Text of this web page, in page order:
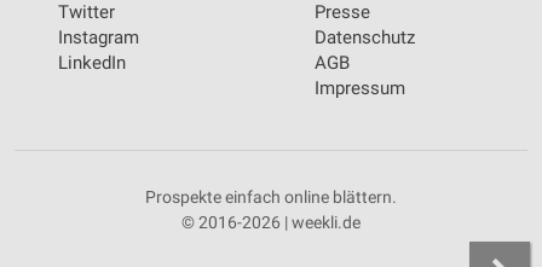
Twitter
Instagram
LinkedIn
Presse
Datenschutz
AGB
Impressum
Prospekte einfach online blättern.
© 2016-2026 | weekli.de